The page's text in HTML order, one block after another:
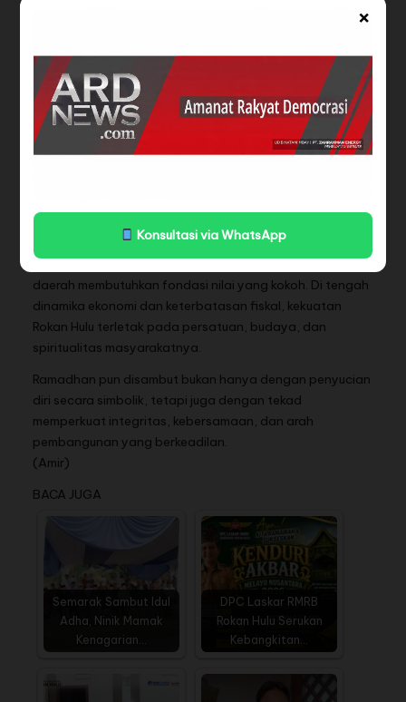
×
Konsultasi via WhatsApp
Kehadiran para pemangku adat memperlihatkan bahwa
nilai-nilai tradisi masih menjadi fondasi moral
masyarakat. Dalam konteks pemerintahan, adat
berfungsi sebagai kompas etika yang menjaga
keseimbangan antara pembangunan fisik dan kekuatan
Menyambut Ramadhan, Menata Masa Depan
Potang Bolimau 1447 H tidak hanya menjadi ritual
tahunan, tetapi juga simbol bahwa pembangunan
daerah membutuhkan fondasi nilai yang kokoh. Di tengah
dinamika ekonomi dan keterbatasan fiskal, kekuatan
Rokan Hulu terletak pada persatuan, budaya, dan
spiritualitas masyarakatnya.
Ramadhan pun disambut bukan hanya dengan penyucian
diri secara simbolik, tetapi juga dengan tekad
memperkuat integritas, kebersamaan, dan arah
pembangunan yang berkeadilan.
(Amir)
BACA JUGA
Semarak Sambut Idul
Adha, Ninik Mamak
Kenagarian…
DPC Laskar RMRB
Rokan Hulu Serukan
Kebangkitan…